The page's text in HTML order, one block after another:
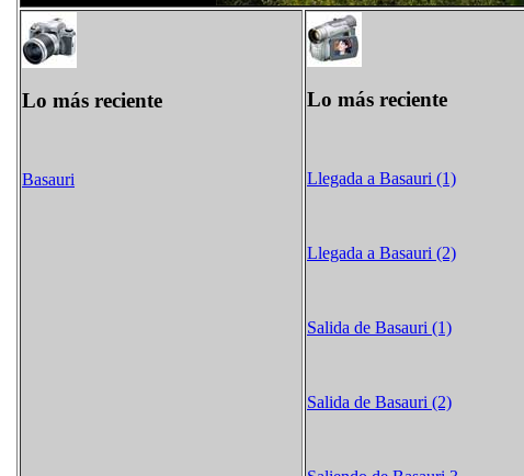
Lo más reciente
Basauri
Lo más reciente
Llegada a Basauri (1)
Llegada a Basauri (2)
Salida de Basauri (1)
Salida de Basauri (2)